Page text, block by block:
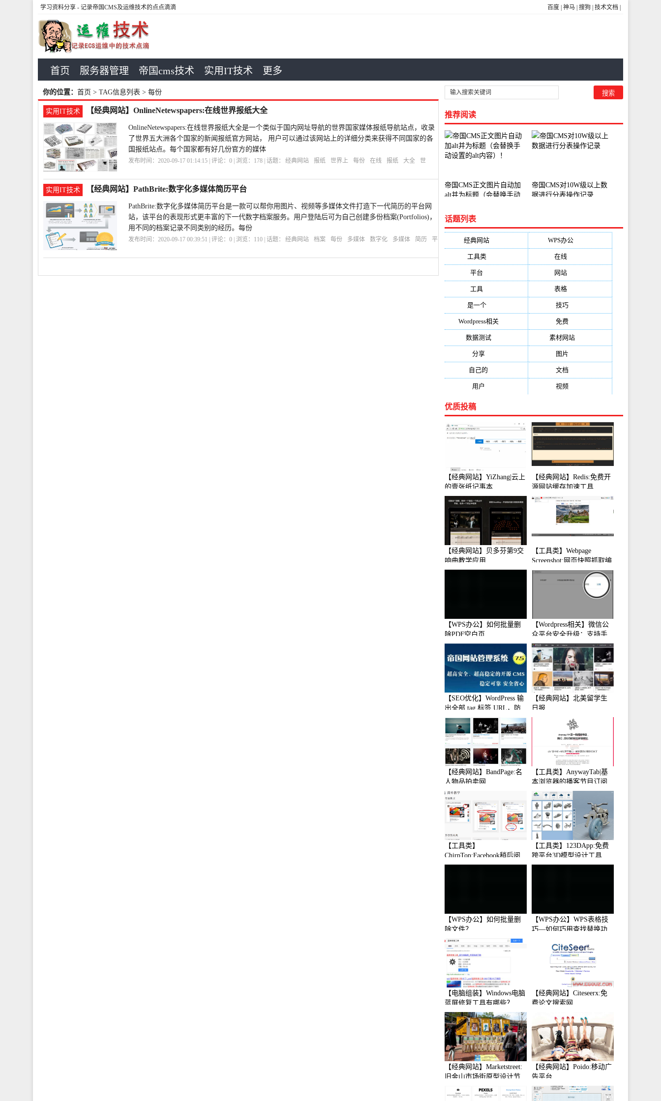
百度 神马 搜狗 技术文档
学习资料分享 - 记录帝国CMS及运维技术的点点滴滴
首页 服务器管理 帝国cms技术 实用IT技术 更多
你的位置： 首页 > TAG信息列表 > 每份
实用IT技术 【经典网站】OnlineNetewspapers:在线世界报纸大全
OnlineNetewspapers:在线世界报纸大全是一个类似于国内网址导航的世界国家媒体报纸导航站点，收录
了世界五大洲各个国家的新闻报纸官方网站， 用户可以通过该网站上的详细分类来获得不同国家的各
国报纸站点。每个国家都有好几份官方的媒体
发布时间：2020-09-17 01:14:15 | 评论：0 | 浏览： 178 | 话题： 经典网站 报纸 世界上 每份 在线 报纸 大全
世
实用IT技术 【经典网站】PathBrite:数字化多媒体简历平台
PathBrite:数字化多媒体简历平台是一款可以帮你用图片、视频等多媒体文件打造下一代简历的平台网
站，该平台的表现形式更丰富的下一代数字档案服务。用户登陆后可为自己创建多份档案(Portfolios)，
用不同的档案记录不同类别的经历。每份
发布时间：2020-09-17 00:39:51 | 评论：0 | 浏览： 110 | 话题： 经典网站 档案 每份 多媒体 数字化 多媒体 简历
平
推荐阅读
帝国CMS正文图片自动加
alt并为标题（会替换手动
帝国CMS对10W级以上数
据进行分表操作记录
话题列表
经典网站 WPS办公(2513)
工具类(1994) 在线(1987)
平台 网站(1170)
工具 表格(1052)
是一个(1026) 技巧
Wordpress相关(851) 免费
数据测试(788) 素材网站
分享(676) 图片
自己的 文档
用户 视频
优质投稿
【经典网站】YiZhang|云上
的壹张纸记事本
【经典网站】Redis:免费开
源网站缓存加速工具
【经典网站】贝多芬第9交
响曲教学应用
【工具类】Webpage
Screenshot:网页快照抓取编
辑工具
【WPS办公】如何批量删
除PDF空白页
【Wordpress相关】微信公
众平台安全升级：支持手
机保护
【SEO优化】WordPress 输
出全部 tag 标签 URL，防
止中文转码
【经典网站】北美留学生
日报
【经典网站】BandPage:名
人物品拍卖网
【工具类】AnywayTab|基
本浏览器的播客节目订阅
【工具类】
ChirpTop:Facebook稍后阅
读工具
【工具类】123DApp:免费
跨平台3D模型设计工具
【WPS办公】如何批量删
除文件？
【WPS办公】WPS表格技
巧—如何巧用查找替换功
【电脑组装】Windows电脑
蓝屏修复工具有哪些？
【经典网站】Citeseerx:免
费论文搜索网
【经典网站】Marketstreet:
旧金山市场街原型设计节
【经典网站】Poido:移动广
告平台